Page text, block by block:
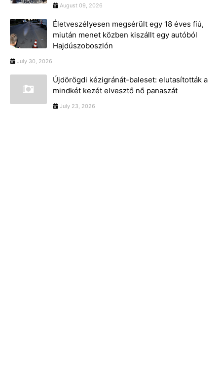
August 09, 2026
Életveszélyesen megsérült egy 18 éves fiú,
miután menet közben kiszállt egy autóból
Hajdúszoboszlón
July 30, 2026
Újdörögdi kézigránát-baleset: elutasították a
mindkét kezét elvesztő nő panaszát
July 23, 2026